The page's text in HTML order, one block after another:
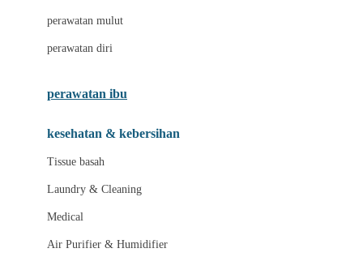
M
Magformers
Mamaway
Maxi Cosi
Megabloks
Micro
MiDeer
perawatan mulut
perawatan diri
perawatan ibu
kesehatan & kebersihan
Tissue basah
Laundry & Cleaning
Medical
Air Purifier & Humidifier